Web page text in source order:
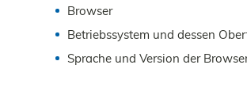
Browser
Betriebssystem und dessen
Sprache und Version der